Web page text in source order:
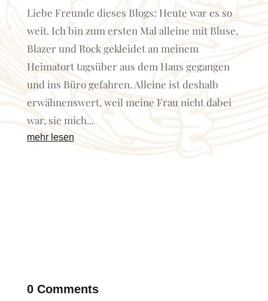
Liebe Freunde dieses Blogs: Heute war es so
weit. Ich bin zum ersten Mal alleine mit Bluse,
Blazer und Rock gekleidet an meinem
Heimatort tagsüber aus dem Haus gegangen
und ins Büro gefahren. Alleine ist deshalb
erwähnenswert, weil meine Frau nicht dabei
war, sie mich...
mehr lesen
0 Comments